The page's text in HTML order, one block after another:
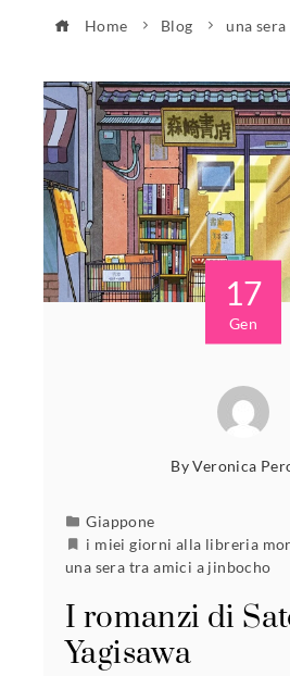
Home Blog una
17
Gen
ByVeronica
Giappone
i miei giorni alla libreria
una sera tra amici a jinbocho
I romanzi di
Yagisawa